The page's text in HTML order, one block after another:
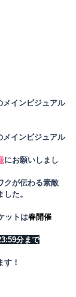
メインビジュアル
メインビジュアル
にお願いしまし
クが伝わる素敵
た。
ットは春開催
分まで
す！